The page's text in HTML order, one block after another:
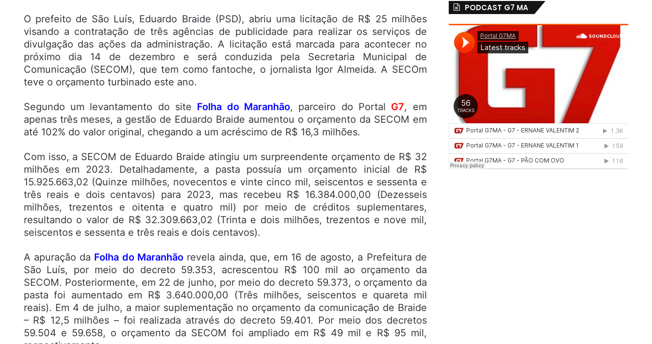
O prefeito de São Luís, Eduardo Braide (PSD), abriu uma licitação de R$ 25 milhões
visando a contratação de três agências de publicidade para realizar os serviços de
divulgação das ações da administração. A licitação está marcada para acontecer no
próximo dia 14 de dezembro e será conduzida pela Secretaria Municipal de
Comunicação (SECOM), que tem como fantoche, o jornalista Igor Almeida. A SECOm
teve o orçamento turbinado este ano.
Segundo um levantamento do site Folha do Maranhão, parceiro do Portal G7, em
apenas três meses, a gestão de Eduardo Braide aumentou o orçamento da SECOM em
até 102% do valor original, chegando a um acréscimo de R$ 16,3 milhões.
Com isso, a SECOM de Eduardo Braide atingiu um surpreendente orçamento de R$ 32
milhões em 2023. Detalhadamente, a pasta possuía um orçamento inicial de R$
15.925.663,02 (Quinze milhões, novecentos e vinte cinco mil, seiscentos e sessenta e
três reais e dois centavos) para 2023, mas recebeu R$ 16.384.000,00 (Dezesseis
milhões, trezentos e oitenta e quatro mil) por meio de créditos suplementares,
resultando o valor de R$ 32.309.663,02 (Trinta e dois milhões, trezentos e nove mil,
seiscentos e sessenta e três reais e dois centavos).
A apuração da Folha do Maranhão revela ainda, que, em 16 de agosto, a Prefeitura de
São Luís, por meio do decreto 59.353, acrescentou R$ 100 mil ao orçamento da
SECOM. Posteriormente, em 22 de junho, por meio do decreto 59.373, o orçamento da
pasta foi aumentado em R$ 3.640.000,00 (Três milhões, seiscentos e quareta mil
reais). Em 4 de julho, a maior suplementação no orçamento da comunicação de Braide
– R$ 12,5 milhões – foi realizada através do decreto 59.401. Por meio dos decretos
59.504 e 59.658, o orçamento da SECOM foi ampliado em R$ 49 mil e R$ 95 mil,
PODCAST G7 MA